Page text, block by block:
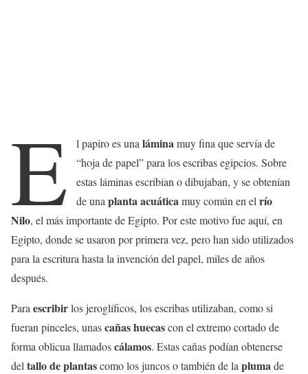
E l papiro es unaláminamuy fina que servía de
“hoja de papel” para los escribas egipcios. Sobre
estas láminas escribían o dibujaban, y se obtenían
de unaplanta acuáticamuy común en elrío
Nilo, el más importante de Egipto. Por este motivo fue aquí, en
Egipto, donde se usaron por primera vez, pero han sido utilizados
para la escritura hasta la invención del papel, miles de años
después.
Para escribirlos jeroglíficos, los escribas utilizaban, como si
fueran pinceles, unascañas huecascon el extremo cortado de
forma oblicua llamadoscálamos. Estas cañas podían obtenerse
del tallo de plantascomo los juncos o también de la plumade